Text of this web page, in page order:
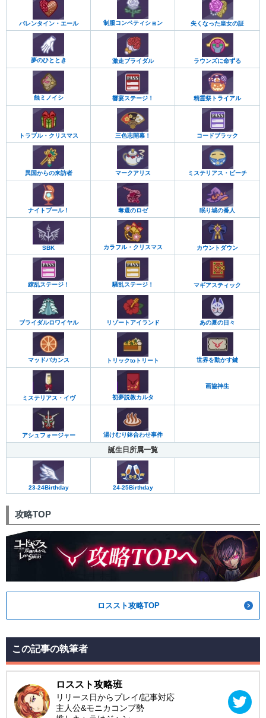
バレンタイン・エール 制服コンペティション 失くなった皇女の証
夢のひととき 激走ブライダル ラウンズに命ずる
蝕ミノイシ 響宴ステージ！ 精霊祭トライアル
トラブル・クリスマス 三色志開幕！ コードブラック
異国からの来訪者 マークアリス ミステリアス・ビーチ
ナイトプール！ 奪還のロゼ 眠り城の番人
SBK カラフル・クリスマス カウントダウン
繚乱ステージ！ 騒乱ステージ！ マギアスティック
ブライダルロワイヤル リゾートアイランド あの夏の日々
マッドバカンス トリックtoトリート 世界を動かす鍵
ミステリアス・イヴ 初夢説教カルタ
画協神生
アシュフォージャー 湯けむり鉢合わせ事件
誕生日所属一覧
23-24Birthday 24-25Birthday
攻略TOP
ロススト攻略TOP
この記事の執筆者
ロススト攻略班
リリース日からプレイ/記事対応
主人公&モニカコンプ勢